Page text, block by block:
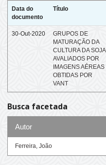
Data do
documento
Título
30-Out-2020
GRUPOS DE
MATURAÇÃO DA
CULTURA DA SOJA
AVALIADOS POR
IMAGENS AÉREAS
OBTIDAS POR
VANT
Busca facetada
Autor
Ferreira, João